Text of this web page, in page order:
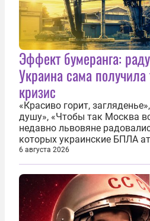
Эффект бумеранга:
Украина сама
кризис
«Красиво горит,
душу», «Чтобы так Москва
недавно львовяне
которых украинские БПЛА
нефтеперерабатывающие
скором времени оказалось,
играть вдвоем» —
6 августа 2026